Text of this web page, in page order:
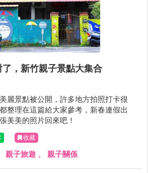
，新竹親子景點大集合
麗景點被公開，許多地方拍照打卡很
整理在這篇給大家參考，新春連假出
美美的照片回來吧！
收藏
親子旅遊 、 親子關係